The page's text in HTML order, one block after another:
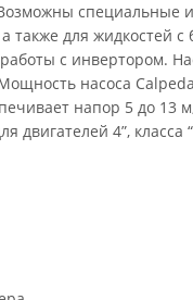
специальные
также для жидкостей
с инвертором.
насоса Calpeda
напор 5 до 13
двигателей 4”, класса